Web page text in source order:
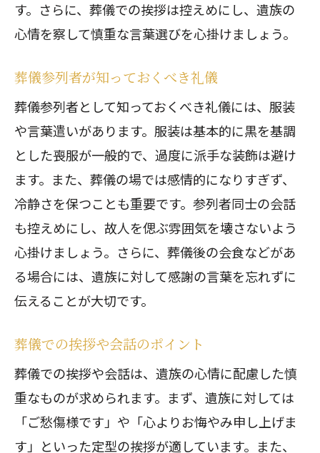
す。さらに、葬儀での挨拶は控えめにし、遺族の
心情を察して慎重な言葉選びを心掛けましょう。
葬儀参列者が知っておくべき礼儀
葬儀参列者として知っておくべき礼儀には、服装
や言葉遣いがあります。服装は基本的に黒を基調
とした喪服が一般的で、過度に派手な装飾は避け
ます。また、葬儀の場では感情的になりすぎず、
冷静さを保つことも重要です。参列者同士の会話
も控えめにし、故人を偲ぶ雰囲気を壊さないよう
心掛けましょう。さらに、葬儀後の会食などがあ
る場合には、遺族に対して感謝の言葉を忘れずに
伝えることが大切です。
葬儀での挨拶や会話のポイント
葬儀での挨拶や会話は、遺族の心情に配慮した慎
重なものが求められます。まず、遺族に対しては
「ご愁傷様です」や「心よりお悔やみ申し上げま
す」といった定型の挨拶が適しています。また、